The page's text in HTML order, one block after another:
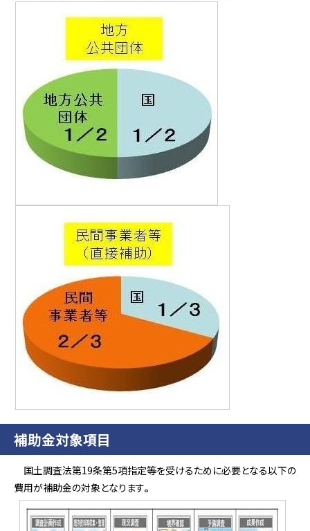
補助金対象項目
国土調査法第19条第5項指定等を受けるために必要となる以下の
費用が補助金の対象となります。